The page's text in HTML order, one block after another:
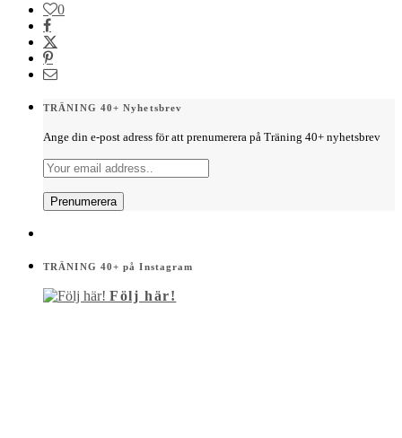
0
TRÄNING 40+ Nyhetsbrev
Ange din e-post adress för att prenumerera på Träning 40+ nyhetsbrev
TRÄNING 40+ på Instagram
Följ här!